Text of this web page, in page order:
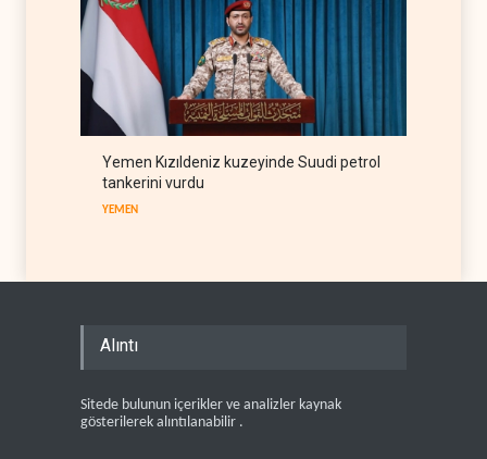
Yemen Kızıldeniz kuzeyinde Suudi petrol
tankerini vurdu
YEMEN
Alıntı
Sitede bulunun içerikler ve analizler kaynak
gösterilerek alıntılanabilir .